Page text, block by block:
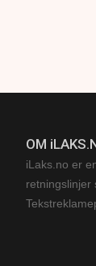
OM
iLaks.no er
retningslinjer